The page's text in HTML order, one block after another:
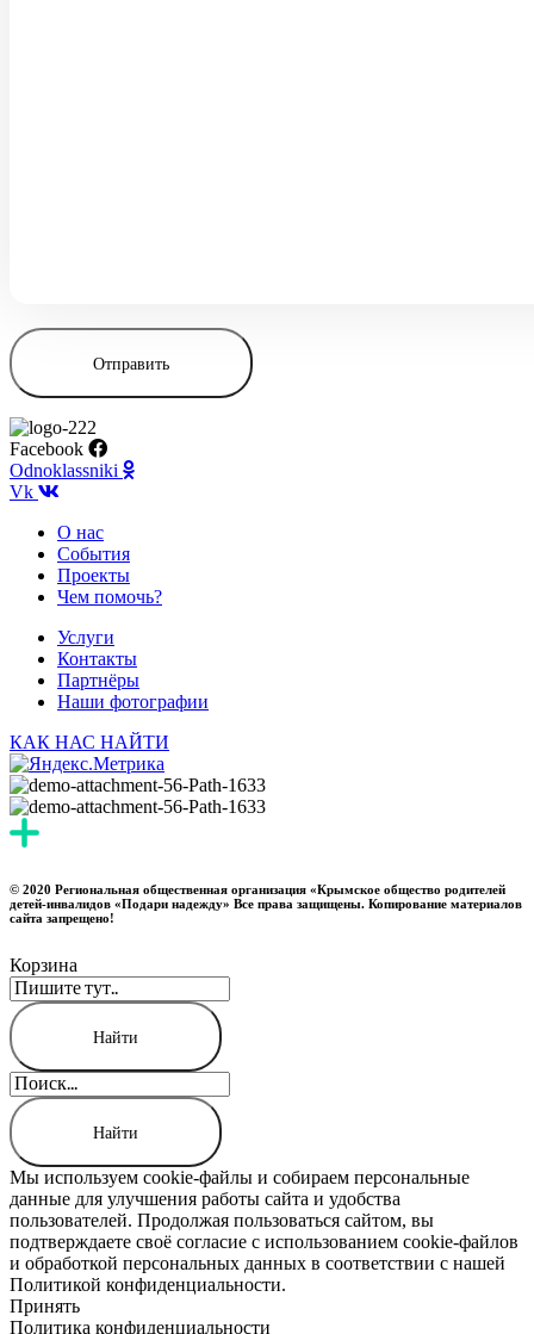
Facebook
Odnoklassniki
Vk
О нас
События
Проекты
Чем помочь?
Услуги
Контакты
Партнёры
Наши фотографии
КАК НАС НАЙТИ
© 2020 Региональная общественная организация «Крымское общество родителей
детей-инвалидов «Подари надежду» Все права защищены. Копирование материалов
сайта запрещено!
Корзина
Мы используем cookie-файлы и собираем персональные
данные для улучшения работы сайта и удобства
пользователей. Продолжая пользоваться сайтом, вы
подтверждаете своё согласие с использованием cookie-файлов
и обработкой персональных данных в соответствии с нашей
Политикой конфиденциальности.
Принять
Политика конфиденциальности